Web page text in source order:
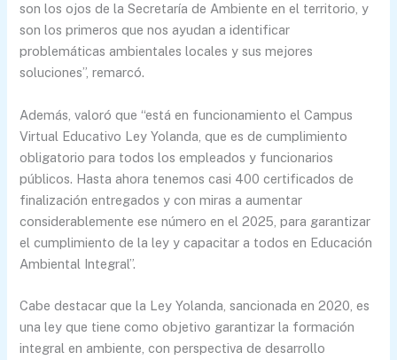
son los ojos de la Secretaría de Ambiente en el territorio, y
son los primeros que nos ayudan a identificar
problemáticas ambientales locales y sus mejores
soluciones”, remarcó.
Además, valoró que “está en funcionamiento el Campus
Virtual Educativo Ley Yolanda, que es de cumplimiento
obligatorio para todos los empleados y funcionarios
públicos. Hasta ahora tenemos casi 400 certificados de
finalización entregados y con miras a aumentar
considerablemente ese número en el 2025, para garantizar
el cumplimiento de la ley y capacitar a todos en Educación
Ambiental Integral”.
Cabe destacar que la Ley Yolanda, sancionada en 2020, es
una ley que tiene como objetivo garantizar la formación
integral en ambiente, con perspectiva de desarrollo